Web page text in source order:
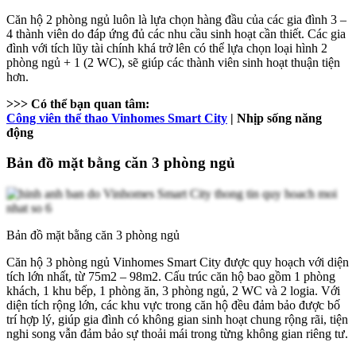
Căn hộ 2 phòng ngủ luôn là lựa chọn hàng đầu của các gia đình 3 –
4 thành viên do đáp ứng đủ các nhu cầu sinh hoạt cần thiết. Các gia
đình với tích lũy tài chính khá trở lên có thể lựa chọn loại hình 2
phòng ngủ + 1 (2 WC), sẽ giúp các thành viên sinh hoạt thuận tiện
hơn.
>>> Có thể bạn quan tâm:
Công viên thể thao Vinhomes Smart City | Nhịp sống năng
động
Bản đồ mặt bằng căn 3 phòng ngủ
Bản đồ mặt bằng căn 3 phòng ngủ
Căn hộ 3 phòng ngủ Vinhomes Smart City được quy hoạch với diện
tích lớn nhất, từ 75m2 – 98m2. Cấu trúc căn hộ bao gồm 1 phòng
khách, 1 khu bếp, 1 phòng ăn, 3 phòng ngủ, 2 WC và 2 logia. Với
diện tích rộng lớn, các khu vực trong căn hộ đều đảm bảo được bố
trí hợp lý, giúp gia đình có không gian sinh hoạt chung rộng rãi, tiện
nghi song vẫn đảm bảo sự thoải mái trong từng không gian riêng tư.